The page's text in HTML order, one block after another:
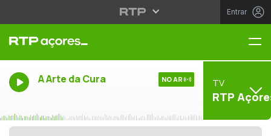
Entrar
A Arte da Cura NO AR TV
RTP